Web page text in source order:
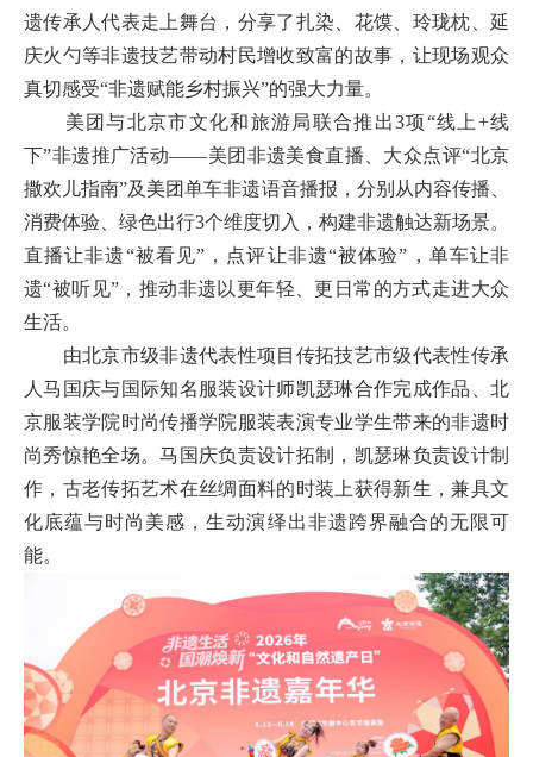
遗传承人代表走上舞台，分享了扎染、花馍、玲珑枕、延
庆火勺等非遗技艺带动村民增收致富的故事，让现场观众
真切感受“非遗赋能乡村振兴”的强大力量。
美团与北京市文化和旅游局联合推出3项“线上+线
下”非遗推广活动——美团非遗美食直播、大众点评“北京
撒欢儿指南”及美团单车非遗语音播报，分别从内容传播、
消费体验、绿色出行3个维度切入，构建非遗触达新场景。
直播让非遗“被看见”，点评让非遗“被体验”，单车让非
遗“被听见”，推动非遗以更年轻、更日常的方式走进大众
生活。
由北京市级非遗代表性项目传拓技艺市级代表性传承
人马国庆与国际知名服装设计师凯瑟琳合作完成作品、北
京服装学院时尚传播学院服装表演专业学生带来的非遗时
尚秀惊艳全场。马国庆负责设计拓制，凯瑟琳负责设计制
作，古老传拓艺术在丝绸面料的时装上获得新生，兼具文
化底蕴与时尚美感，生动演绎出非遗跨界融合的无限可
能。